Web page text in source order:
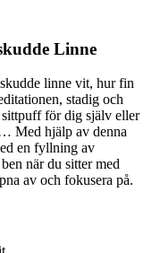
Linne
linne vit, hur fin
stadig och
för dig själv eller
Med hjälp av denna
en fyllning av
när du sitter med
av och fokusera på.